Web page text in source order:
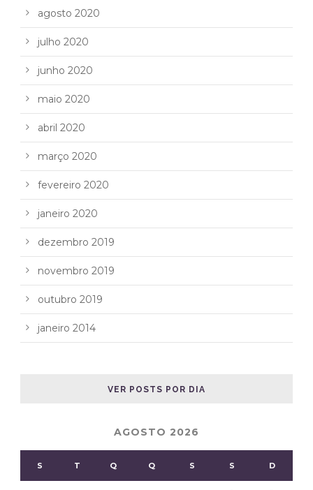
agosto 2020
julho 2020
junho 2020
maio 2020
abril 2020
março 2020
fevereiro 2020
janeiro 2020
dezembro 2019
novembro 2019
outubro 2019
janeiro 2014
VER POSTS POR DIA
AGOSTO 2026
S T Q Q S S D